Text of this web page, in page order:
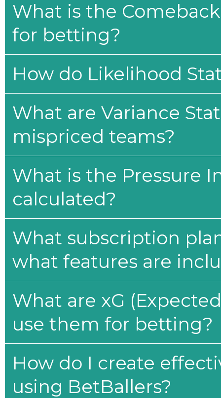
What is the
for betting?
How do Likelihood
What are Variance
mispriced teams?
What is the Pressure
calculated?
What subscription
what features are
What are xG
use them for betting?
How do I create
using BetBallers?